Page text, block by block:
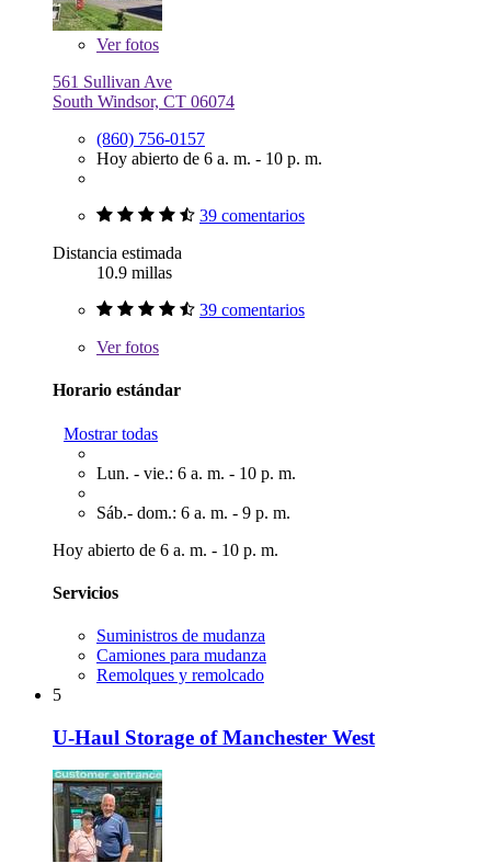
Verfotos
561 Sullivan Ave
South Windsor, CT 06074
(860) 756-0157
Hoy abierto de 6 a. m. - 10 p. m.
39 comentarios
Distancia estimada
10.9 millas
39 comentarios
Verfotos
Horario estándar
Mostrar todas
Lun. - vie.: 6 a. m. - 10 p. m.
Sáb.- dom.: 6 a. m. - 9 p. m.
Hoy abierto de 6 a. m. - 10 p. m.
Servicios
Suministros de mudanza
Camiones para mudanza
Remolques y remolcado
5
U-Haul Storage of Manchester West